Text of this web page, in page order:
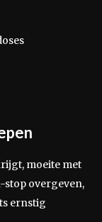
moeite met
stop overgeven,
ernstig